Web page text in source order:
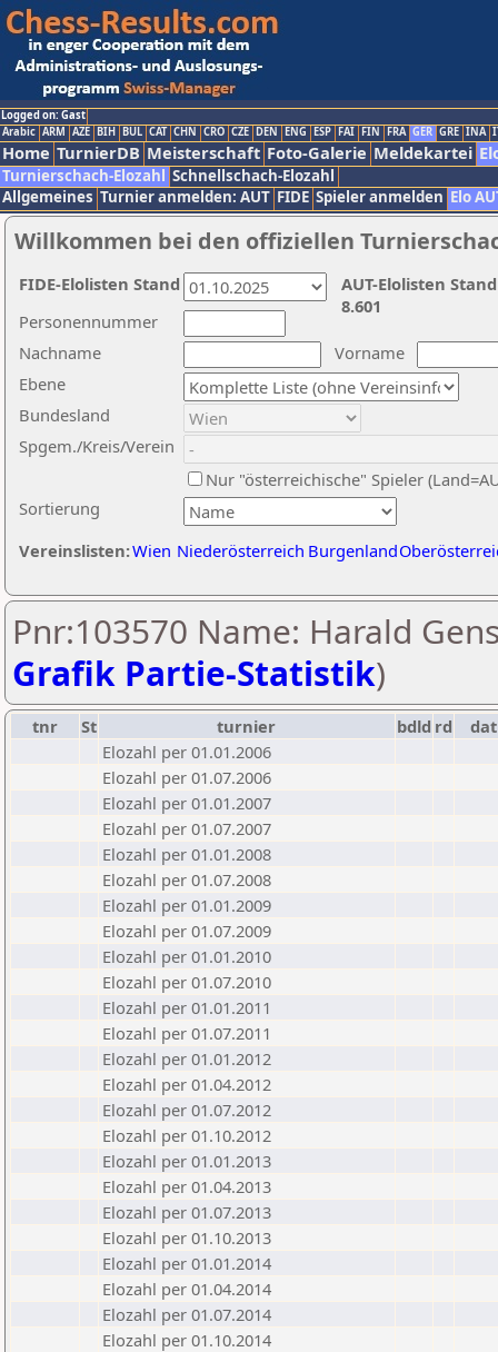
Logged on: Gast
Arabic ARM AZE BIH BUL CAT CHN CRO CZE DEN ENG ESP FAI FIN FRA GER GRE INA
Home TurnierDB Meisterschaft Foto-Galerie Meldekartei
Turnierschach-Elozahl Schnellschach-Elozahl
Allgemeines Turnier anmelden: AUT FIDE Spieler anmelden Elo
Willkommen bei den offiziellen
Nachname
Vorname
Ebene
Sortierung
Personennummer
Bundesland
Spgem./Kreis/Verein
Nur "österreichische" Spieler
Vereinslisten:Wien Niederösterreich Burgenland
AUT-Elolisten
8.601
FIDE-Elolisten Stand
Pnr:103570 Name: Harald
Grafik Partie-Statistik)
tnr St turnier bdld rd
Elozahl per 01.01.2006
Elozahl per 01.07.2006
Elozahl per 01.01.2007
Elozahl per 01.07.2007
Elozahl per 01.01.2008
Elozahl per 01.07.2008
Elozahl per 01.01.2009
Elozahl per 01.07.2009
Elozahl per 01.01.2010
Elozahl per 01.07.2010
Elozahl per 01.01.2011
Elozahl per 01.07.2011
Elozahl per 01.01.2012
Elozahl per 01.04.2012
Elozahl per 01.07.2012
Elozahl per 01.10.2012
Elozahl per 01.01.2013
Elozahl per 01.04.2013
Elozahl per 01.07.2013
Elozahl per 01.10.2013
Elozahl per 01.01.2014
Elozahl per 01.04.2014
Elozahl per 01.07.2014
Elozahl per 01.10.2014